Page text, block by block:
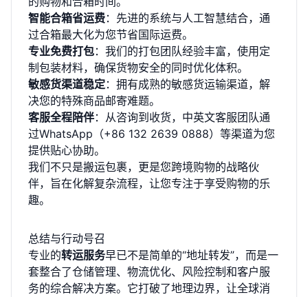
智能合箱省运费：先进的系统与人工智慧结合，通
过合箱最大化为您节省国际运费。
专业免费打包：我们的打包团队经验丰富，使用定
制包装材料，确保货物安全的同时优化体积。
敏感货渠道稳定：拥有成熟的敏感货运输渠道，解
决您的特殊商品邮寄难题。
客服全程陪伴：从咨询到收货，中英文客服团队通
过WhatsApp（+86 132 2639 0888）等渠道为您
提供贴心协助。
我们不只是搬运包裹，更是您跨境购物的战略伙
伴，旨在化解复杂流程，让您专注于享受购物的乐
趣。
总结与行动号召
专业的转运服务早已不是简单的“地址转发”，而是一
套整合了仓储管理、物流优化、风险控制和客户服
务的综合解决方案。它打破了地理边界，让全球消